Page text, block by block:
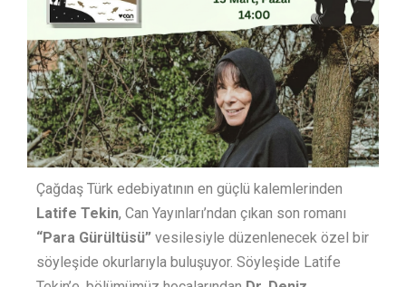
Çağdaş Türk edebiyatının en güçlü kalemlerinden
Latife Tekin, Can Yayınları’ndan çıkan son romanı
“Para Gürültüsü” vesilesiyle düzenlenecek özel bir
söyleşide okurlarıyla buluşuyor. Söyleşide Latife